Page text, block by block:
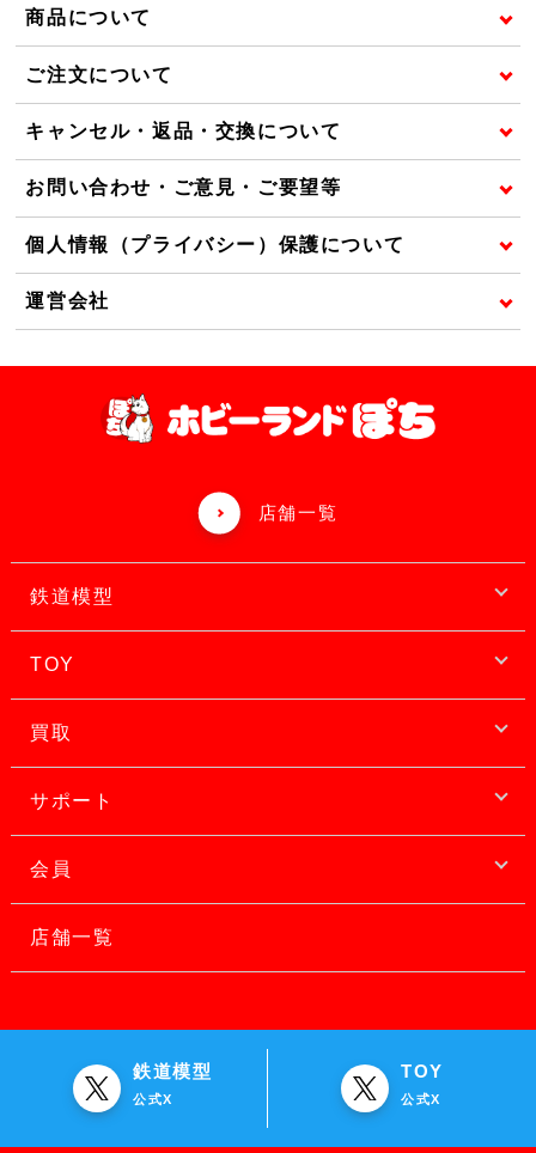
商品について
ご注文について
キャンセル・返品・交換について
お問い合わせ・ご意見・ご要望等
個人情報（プライバシー）保護について
運営会社
店舗一覧
鉄道模型
TOY
買取
サポート
会員
店舗一覧
鉄道模型
公式X
TOY
公式X